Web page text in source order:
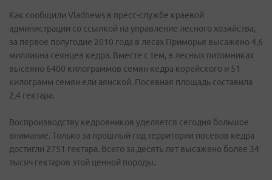
Как сообщили Vladnews в пресс-службе краевой
администрации со ссылкой на управление лесного хозяйства,
за первое полугодие 2010 года в лесах Приморья высажено 4,6
миллиона сеянцев кедра. Вместе с тем, в лесных питомниках
высеяно 6400 килограммов семян кедра корейского и 51
килограмм семян ели аянской. Посевная площадь составила
2,4 гектара.
Воспроизводству кедровников уделяется сегодня большое
внимание. Только за прошлый год территории посевов кедра
достигли 2751 гектара. Всего за десять лет высажено более 34
тысяч гектаров этой ценной породы.